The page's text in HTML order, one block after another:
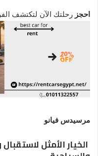
احجز رحلتك الآن لتكتشف
مرسيدس فيانو
الخيار الأمثل